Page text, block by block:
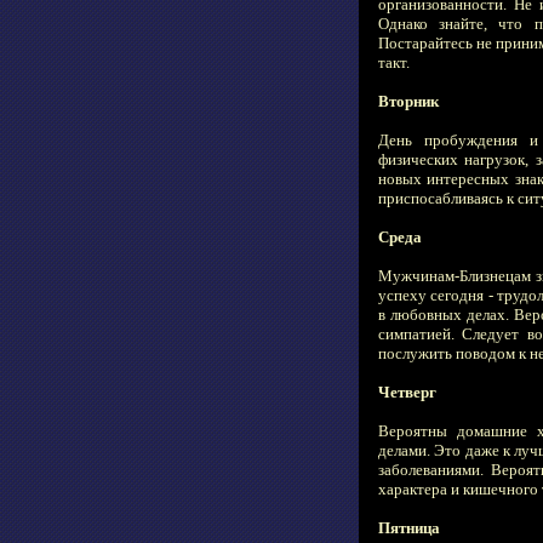
организованности.
Однако знайте, что
Постарайтесь не
такт.
Вторник
День пробуждения и
физических нагрузок,
новых интересных
приспосабливаясь к
Среда
Мужчинам-Близнецам
успеху сегодня -
в любовных делах.
симпатией. Следует
послужить поводом к
Четверг
Вероятны домашние
делами. Это даже к
заболеваниями.
характера и
Пятница